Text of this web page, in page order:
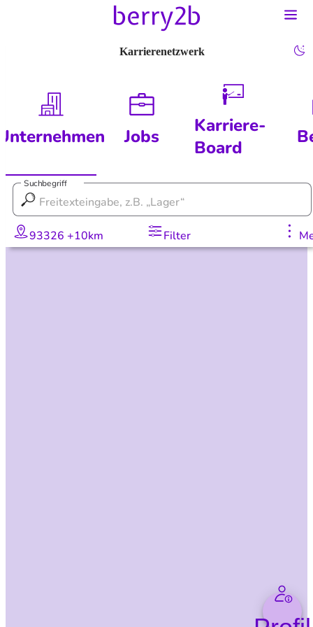
Karrierenetzwerk
Jobs
Karriere-
Board
Suchbegriff
93326 +10km Filter